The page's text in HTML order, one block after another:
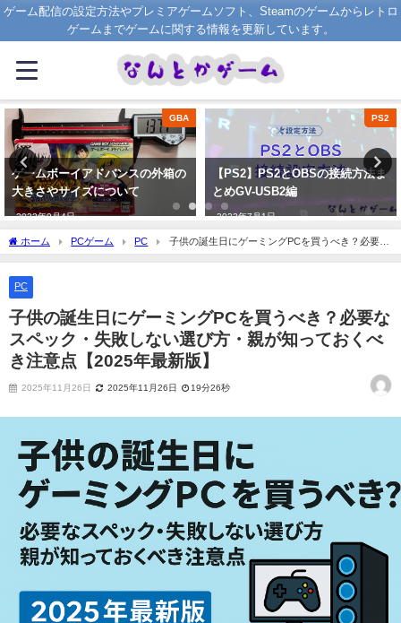
ゲーム配信の設定方法やプレミアゲームソフト、Steamのゲームからレトロ
ゲームまでゲームに関する情報を更新しています。
GBA
外箱の
PS2
【PS2】PS2とOBSの接続方法ま
とめGV-USB2編
2022年7月1日
ゲームボーイアドバンス
大きさやサイズについて
2022年9月3日
ホーム PCゲーム PC
子供の誕生日にゲーミングPCを買うべき？必要な
スペック・失敗しない選び方・親が知っておくべき注意点【2025年最新版】
PC
子供の誕生日にゲーミングPCを買うべき？必要な
スペック・失敗しない選び方・親が知っておくべ
き注意点【2025年最新版】
2025年11月26日 2025年11月26日 19分26秒